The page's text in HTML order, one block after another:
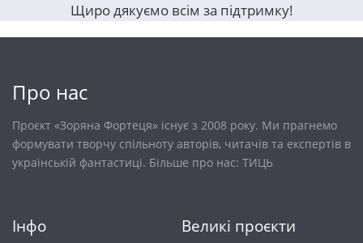
Щиро дякуємо всім за підтримку!
Про нас
Проєкт «Зоряна Фортеця» існує з 2008 року. Ми прагнемо
формувати творчу спільноту авторів, читачів та експертів в
українській фантастиці. Більше про нас: ТИЦЬ
Інфо Великі проєкти